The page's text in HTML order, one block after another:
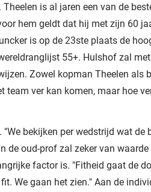
is al jaren een van de
hem geldt dat hij met zijn 60
is op de 23ste plaats de
55+. Hulshof zal
Zowel kopman Theelen als
team ver kan komen, maar hoe
bekijken per wedstrijd wat de
de oud-prof zal zeker van waarde
factor is. "Fitheid gaat de
We gaan het zien." Aan de